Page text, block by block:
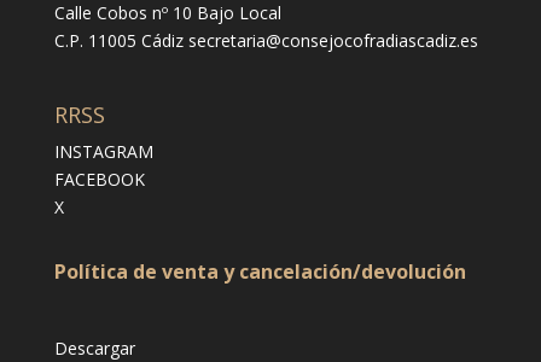
Calle Cobos nº 10 Bajo Local
C.P. 11005 Cádiz secretaria@consejocofradiascadiz.es
RRSS
INSTAGRAM
FACEBOOK
X
Política de venta y cancelación/devolución
Descargar